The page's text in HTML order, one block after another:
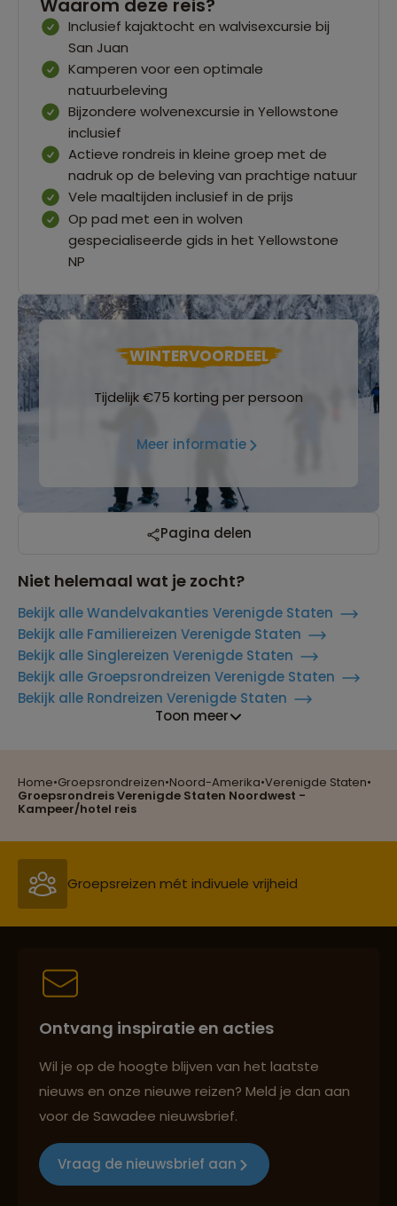
Home•Groepsrondreizen•Noord-Amerika•Verenigde Staten•
Groepsrondreis Verenigde Staten Noordwest -
Kampeer/hotel reis
Waarom deze reis?
Inclusief kajaktocht en walvisexcursie bij
San Juan
Kamperen voor een optimale
natuurbeleving
Bijzondere wolvenexcursie in Yellowstone
inclusief
Actieve rondreis in kleine groep met de
nadruk op de beleving van prachtige natuur
Vele maaltijden inclusief in de prijs
Op pad met een in wolven
gespecialiseerde gids in het Yellowstone
NP
WINTERVOORDEEL
Tijdelijk €75 korting per persoon
Meer informatie
Pagina delen
Niet helemaal wat je zocht?
Bekijk alle Wandelvakanties Verenigde Staten
Bekijk alle Familiereizen Verenigde Staten
Bekijk alle Singlereizen Verenigde Staten
Bekijk alle Groepsrondreizen Verenigde Staten
Bekijk alle Rondreizen Verenigde Staten
Toon meer
Reizen met oog voor mens, cultuur en milieu
Groepsreizen mét indivuele vrijheid
Persoonlijk en deskundig reisadvies
Reizen met oog voor mens, cultuur en milieu
Ontvang inspiratie en acties
Wil je op de hoogte blijven van het laatste
nieuws en onze nieuwe reizen? Meld je dan aan
voor de Sawadee nieuwsbrief.
Vraag de nieuwsbrief aan